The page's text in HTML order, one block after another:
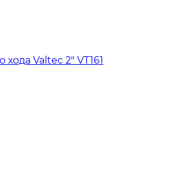
Valtec 2" VT161